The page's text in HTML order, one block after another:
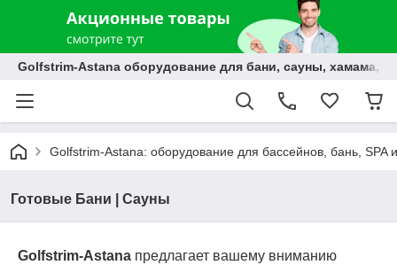
Golfstrim-Astana оборудование для бани, сауны, хамама,
Golfstrim-Astana: оборудование для бассейнов, бань, SPA
Готовые Бани | Сауны
Golfstrim-Astana предлагает вашему вниманию